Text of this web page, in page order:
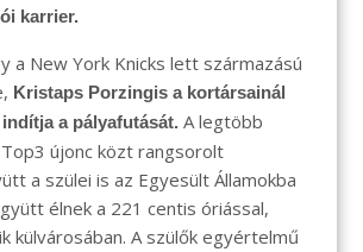
karrier.
a New York Knicks lett származású
Kristaps Porzingis a kortársainál
a pályafutását.A legtöbb
újonc közt rangsorolt
a szülei is az Egyesült Államokba
élnek a 221 centis óriással,
külvárosában. A szülők egyértelmű